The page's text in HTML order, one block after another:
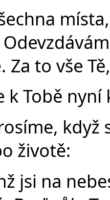
Za to vše
k Tobě
když
životě:
jsi na